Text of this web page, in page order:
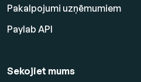
Pakalpojumi uzņēmumiem
Paylab API
Sekojiet mums